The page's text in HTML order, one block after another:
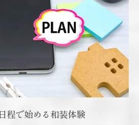
の着付け教室で得られる体験
やすい着付け教室の特徴
地域ならではの学びを実感
ぶ着付け教室の魅力
自分に合わせた学習スケジュ
教室で伸びる理由を解説
程で始める和装体験